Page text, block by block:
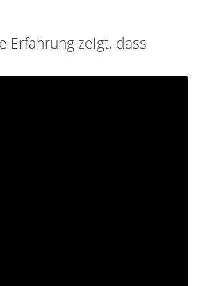
Erfahrung zeigt, dass